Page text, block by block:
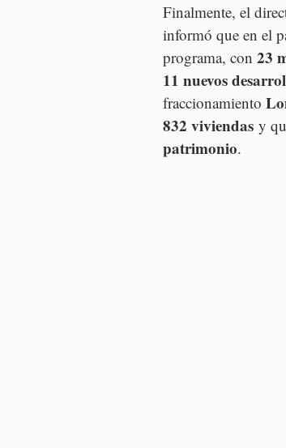
Finalmente, el
informó que en el
programa, con 23
11 nuevos
fraccionamiento
832 viviendas y
patrimonio.